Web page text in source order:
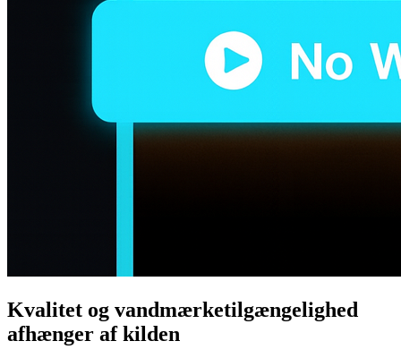
Kvalitet og vandmærketilgængelighed
afhænger af kilden